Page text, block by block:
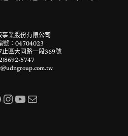
事業股份有限公司
號：04704023
止區大同路一段369號
5747
InstagramYouTube 電子郵件